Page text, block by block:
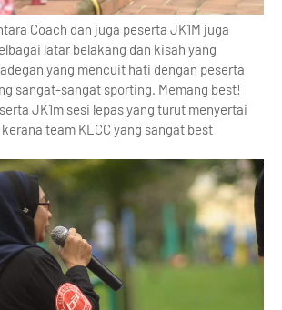
Coach dan juga peserta JK1M juga
latar belakang dan kisah yang
yang mencuit hati dengan peserta
sangat-sangat sporting. Memang best!
JK1m sesi lepas yang turut menyertai
team KLCC yang sangat best